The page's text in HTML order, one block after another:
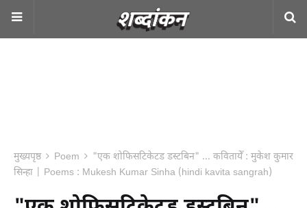
मुख्यपृष्ठ Poem
"एक शोफिसटिकेटड डस्टबिन" ... कवितायेँ : मुकेश कुमार
सिन्हा | Poems : Mukesh Kumar Sinha (hindi kavita sangrah)